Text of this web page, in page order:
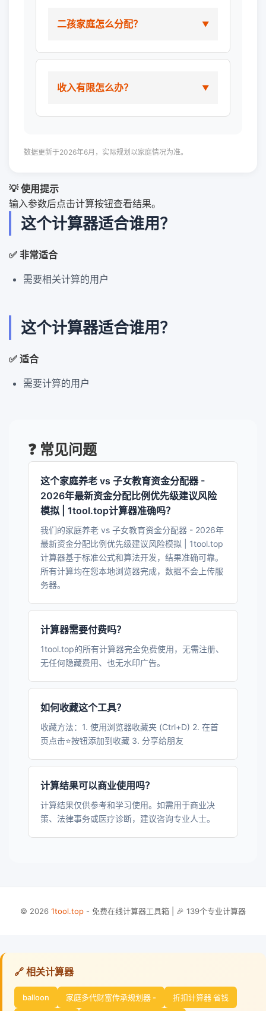
二孩家庭怎么分配？
收入有限怎么办？
数据更新于2026年6月，实际规划以家庭情况为准。
💡 使用提示
输入参数后点击计算按钮查看结果。
这个计算器适合谁用？
✅ 非常适合
需要相关计算的用户
这个计算器适合谁用？
✅ 适合
需要计算的用户
❓ 常见问题
这个家庭养老 vs 子女教育资金分配器 -
2026年最新资金分配比例优先级建议风险
模拟 | 1tool.top计算器准确吗？
我们的家庭养老 vs 子女教育资金分配器 - 2026年
最新资金分配比例优先级建议风险模拟 | 1tool.top
计算器基于标准公式和算法开发，结果准确可靠。
所有计算均在您本地浏览器完成，数据不会上传服
务器。
计算器需要付费吗？
1tool.top的所有计算器完全免费使用，无需注册、
无任何隐藏费用、也无水印广告。
如何收藏这个工具？
收藏方法：1. 使用浏览器收藏夹 (Ctrl+D) 2. 在首
页点击⭐按钮添加到收藏 3. 分享给朋友
计算结果可以商业使用吗？
计算结果仅供参考和学习使用。如需用于商业决
策、法律事务或医疗诊断，建议咨询专业人士。
© 2026 1tool.top - 免费在线计算器工具箱 | 🎉 139个专业计算器
🔗 相关计算器
balloon 家庭多代财富传承规划器 - 折扣计算器 省钱